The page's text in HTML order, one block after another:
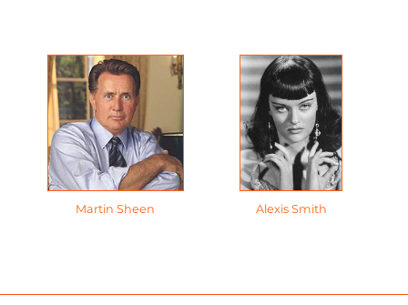
Martin Sheen Alexis Smith